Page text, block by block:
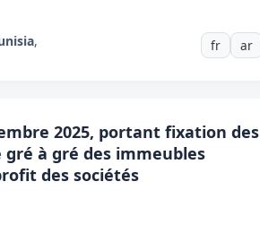
, fr ar
2025, portant fixation des
à gré des immeubles
des sociétés